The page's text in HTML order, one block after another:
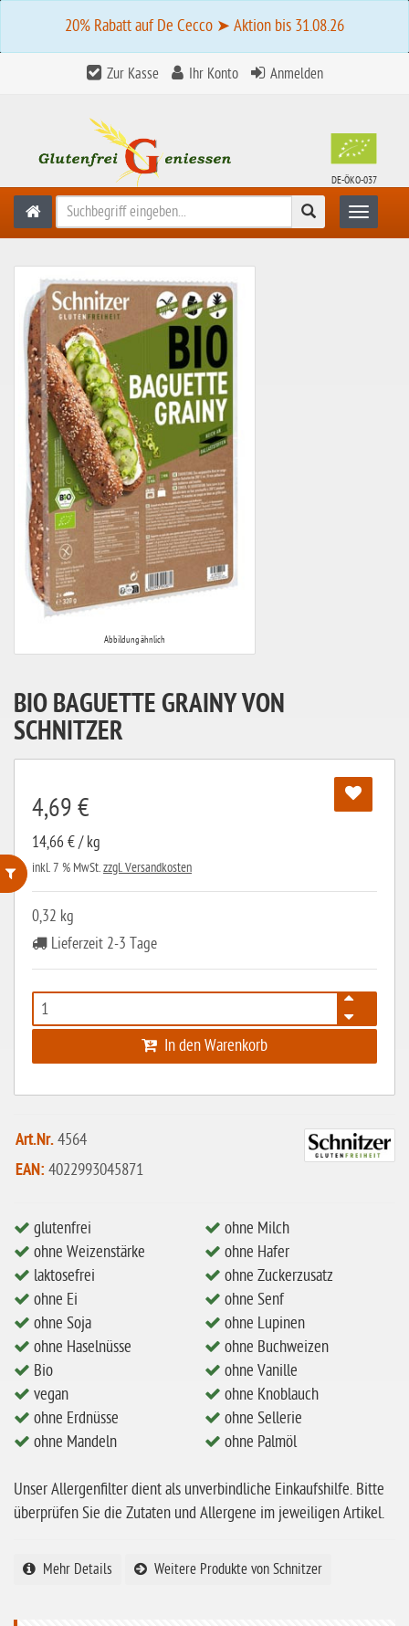
ohne Weizenstärke
laktosefrei
ohne Ei
vegan
ohne Erdnüsse
ohne Mandeln
ohne Milch
ohne Hafer
ohne Zuckerzusatz
ohne Reis
ohne Mais
ohne Senf
ohne Lupinen
ohne Buchweizen
20% Rabatt auf De Cecco ➤ Aktion bis 31.08.26
Zur Kasse Ihr Konto Anmelden
DE-ÖKO-037
Suchen Toggle
Abbildung ähnlich
BIO BAGUETTE GRAINY VON
SCHNITZER
4,69 €
14,66 € / kg
inkl. 7 % MwSt.zzgl. Versandkosten
0,32 kg
Lieferzeit 2-3 Tage
In den Warenkorb
Art.Nr.4564
EAN: 4022993045871
glutenfrei
ohne Weizenstärke
laktosefrei
ohne Ei
ohne Soja
ohne Haselnüsse
Bio
vegan
ohne Erdnüsse
ohne Mandeln
ohne Milch
ohne Hafer
ohne Zuckerzusatz
ohne Senf
ohne Lupinen
ohne Buchweizen
ohne Vanille
ohne Knoblauch
ohne Sellerie
ohne Palmöl
Unser Allergenfilter dient als unverbindliche Einkaufshilfe. Bitte
überprüfen Sie die Zutaten und Allergene im jeweiligen Artikel.
Mehr Details Weitere Produkte von Schnitzer